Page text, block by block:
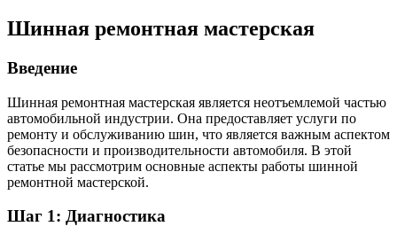
Шинная ремонтная мастерская
Введение
Шинная ремонтная мастерская является неотъемлемой частью
автомобильной индустрии. Она предоставляет услуги по
ремонту и обслуживанию шин, что является важным аспектом
безопасности и производительности автомобиля. В этой
статье мы рассмотрим основные аспекты работы шинной
ремонтной мастерской.
Шаг 1: Диагностика